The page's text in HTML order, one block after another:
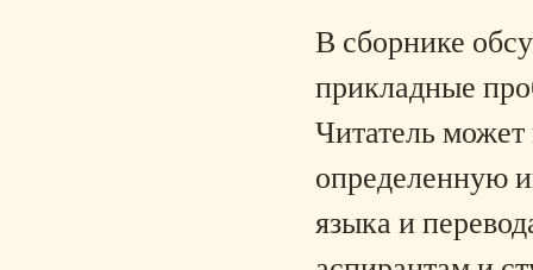
В сборнике
прикладные
Читатель
определенную
языка и